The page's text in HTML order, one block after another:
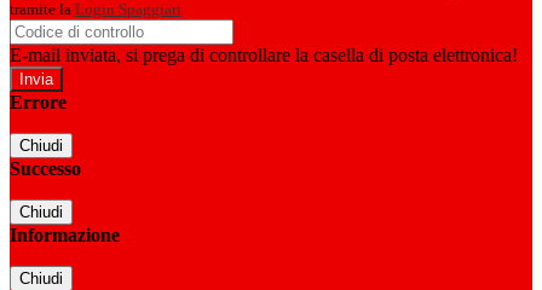
tramite la Login Spaggiari
E-mail inviata, si prega di controllare la casella di posta elettronica!
Errore
Chiudi
Successo
Chiudi
Informazione
Chiudi